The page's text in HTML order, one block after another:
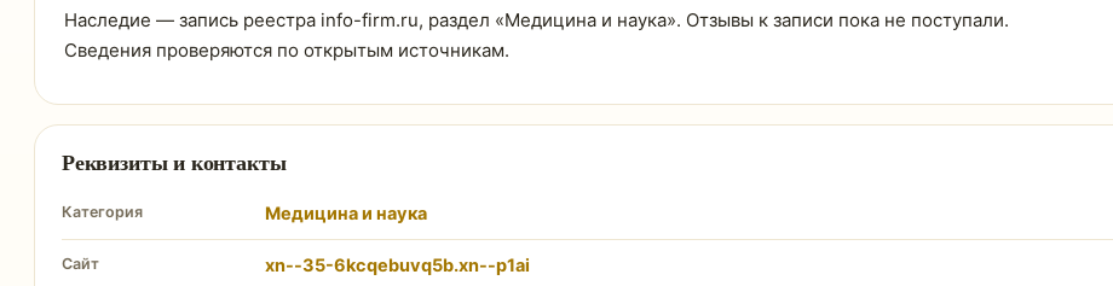
Наследие — запись реестра info-firm.ru, раздел «Медицина и наука». Отзывы к записи пока не поступали.
Сведения проверяются по открытым источникам.
Реквизиты и контакты
Категория Медицина и наука
Сайт xn--35-6kcqebuvq5b.xn--p1ai